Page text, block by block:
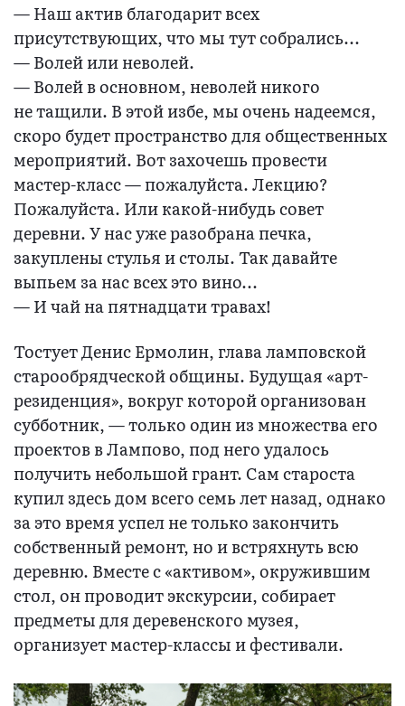
— Наш актив благодарит всех
присутствующих, что мы тут собрались...
— Волей или неволей.
— Волей в основном, неволей никого
не тащили. В этой избе, мы очень надеемся,
скоро будет пространство для общественных
мероприятий. Вот захочешь провести
мастер-класс — пожалуйста. Лекцию?
Пожалуйста. Или какой-нибудь совет
деревни. У нас уже разобрана печка,
закуплены стулья и столы. Так давайте
выпьем за нас всех это вино...
— И чай на пятнадцати травах!
Тостует Денис Ермолин, глава ламповской
старообрядческой общины. Будущая «арт-
резиденция», вокруг которой организован
субботник, — только один из множества его
проектов в Лампово, под него удалось
получить небольшой грант. Сам староста
купил здесь дом всего семь лет назад, однако
за это время успел не только закончить
собственный ремонт, но и встряхнуть всю
деревню. Вместе с «активом», окружившим
стол, он проводит экскурсии, собирает
предметы для деревенского музея,
организует мастер-классы и фестивали.